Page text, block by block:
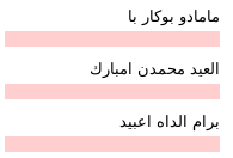
مامادو بوكار با
العيد محمدن امبارك
برام الداه اعبيد